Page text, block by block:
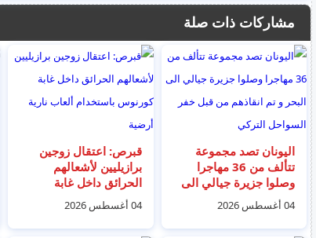
مشاركات ذات صلة
اليونان تصد مجموعة
تتألف من 36 مهاجرا
وصلوا جزيرة جيالي الى
البحر و تم انقاذهم من
قبل خفر السواحل
التركي
04 أغسطس 2026
قبرص: اعتقال زوجين
برازيليين لأشعالهم
الحرائق داخل غابة
كورنوس باستخدام ألعاب
نارية أرضية
04 أغسطس 2026